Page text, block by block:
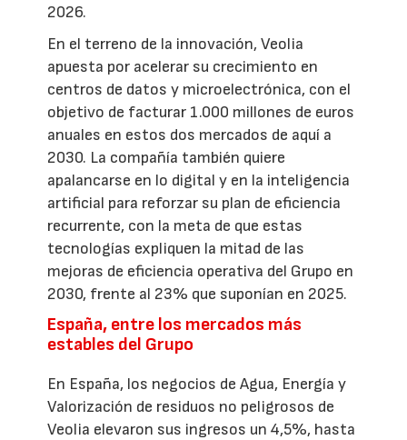
2026.
En el terreno de la innovación, Veolia
apuesta por acelerar su crecimiento en
centros de datos y microelectrónica, con el
objetivo de facturar 1.000 millones de euros
anuales en estos dos mercados de aquí a
2030. La compañía también quiere
apalancarse en lo digital y en la inteligencia
artificial para reforzar su plan de eficiencia
recurrente, con la meta de que estas
tecnologías expliquen la mitad de las
mejoras de eficiencia operativa del Grupo en
2030, frente al 23% que suponían en 2025.
España, entre los mercados más
estables del Grupo
En España, los negocios de Agua, Energía y
Valorización de residuos no peligrosos de
Veolia elevaron sus ingresos un 4,5%, hasta